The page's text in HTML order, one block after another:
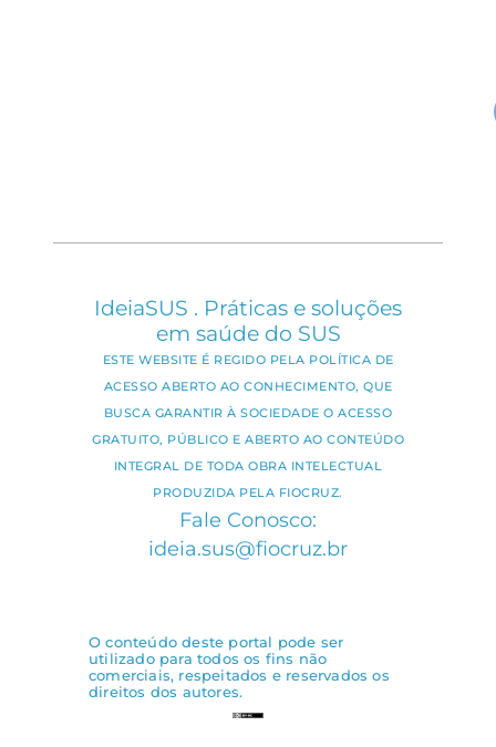
IdeiaSUS . Práticas e soluções
em saúde do SUS
ESTE WEBSITE É REGIDO PELA POLÍTICA DE
ACESSO ABERTO AO CONHECIMENTO, QUE
BUSCA GARANTIR À SOCIEDADE O ACESSO
GRATUITO, PÚBLICO E ABERTO AO CONTEÚDO
INTEGRAL DE TODA OBRA INTELECTUAL
PRODUZIDA PELA FIOCRUZ.
Fale Conosco:
ideia.sus@fiocruz.br
O conteúdo deste portal pode ser
utilizado para todos os fins não
comerciais, respeitados e reservados os
direitos dos autores.